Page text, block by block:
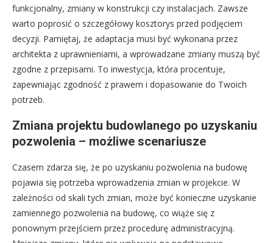
funkcjonalny, zmiany w konstrukcji czy instalacjach. Zawsze
warto poprosić o szczegółowy kosztorys przed podjęciem
decyzji. Pamiętaj, że adaptacja musi być wykonana przez
architekta z uprawnieniami, a wprowadzane zmiany muszą być
zgodne z przepisami. To inwestycja, która procentuje,
zapewniając zgodność z prawem i dopasowanie do Twoich
potrzeb.
Zmiana projektu budowlanego po uzyskaniu
pozwolenia – możliwe scenariusze
Czasem zdarza się, że po uzyskaniu pozwolenia na budowę
pojawia się potrzeba wprowadzenia zmian w projekcie. W
zależności od skali tych zmian, może być konieczne uzyskanie
zamiennego pozwolenia na budowę, co wiąże się z
ponownym przejściem przez procedurę administracyjną.